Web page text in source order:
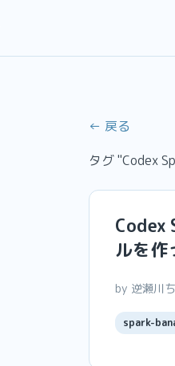
← 戻る
タグ "Codex
Codex
ルを作
by 逆瀬川
spark-